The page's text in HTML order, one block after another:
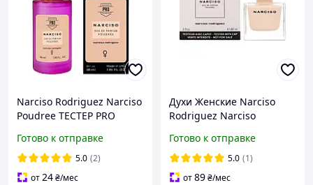
Narciso Rodriguez Narciso
Poudree ТЕСТЕР PRO
Готово к отправке
5.0 (2)
от24₴/мес
Духи Женские Narciso
Rodriguez Narciso
Парфюм вода Нарцисо
Родригез Пудра 90 мл
Готово к отправке
5.0 (1)
от89₴/мес